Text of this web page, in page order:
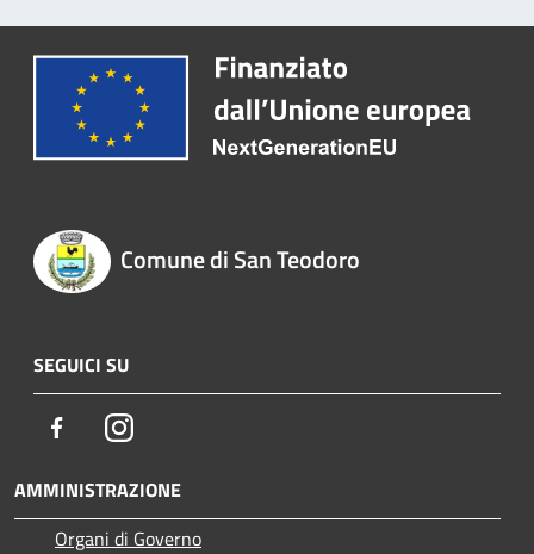
Comune di San Teodoro
SEGUICI SU
FacebookInstagram
AMMINISTRAZIONE
Organi di Governo